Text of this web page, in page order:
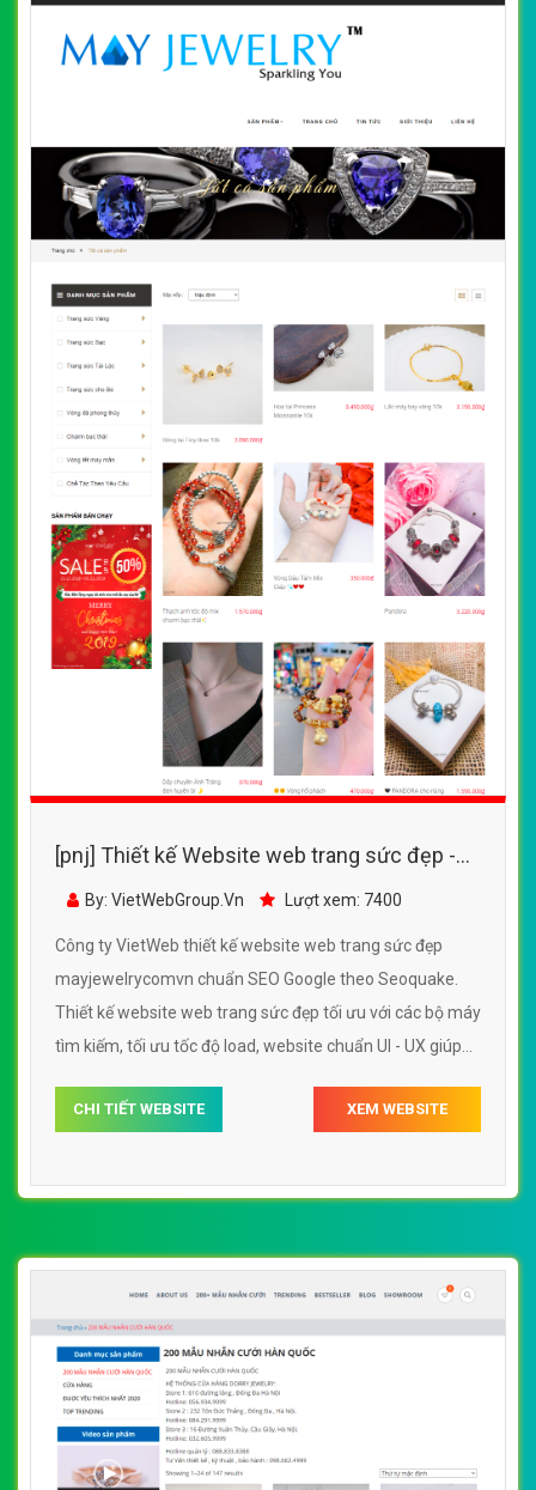
[pnj] Thiết kế Website web trang sức đẹp -
mayjewelrycomvn
By: VietWebGroup.Vn Lượt xem: 7400
Công ty VietWeb thiết kế website web trang sức đẹp
mayjewelrycomvn chuẩn SEO Google theo Seoquake.
Thiết kế website web trang sức đẹp tối ưu với các bộ máy
tìm kiếm, tối ưu tốc độ load, website chuẩn UI - UX giúp
đẹp mayjewelrycomvn
CHI TIẾT WEBSITE XEM WEBSITE